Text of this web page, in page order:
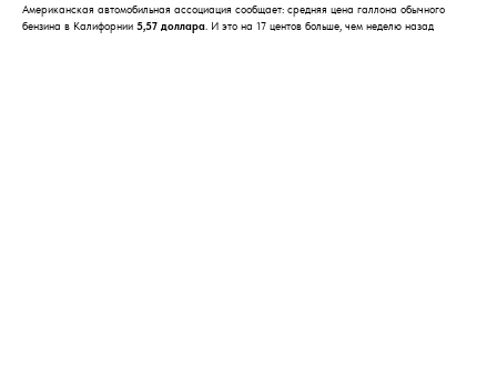
Американская автомобильная ассоциация сообщает: средняя цена галлона обычного
бензина в Калифорнии 5,57 доллара . И это на 17 центов больше, чем неделю назад